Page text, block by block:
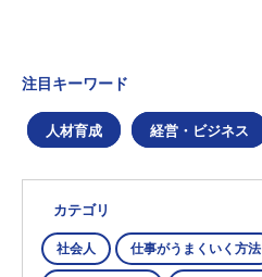
注目キーワード
人材育成 経営・ビジネス
カテゴリ
社会人 仕事がうまくいく方法